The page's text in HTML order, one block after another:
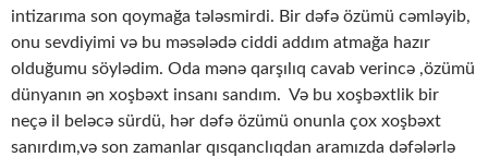
intizarıma son qoymağa tələsmirdi. Bir dəfə özümü cəmləyib,
onu sevdiyimi və bu məsələdə ciddi addım atmağa hazır
olduğumu söylədim. Oda mənə qarşılıq cavab verincə ,özümü
dünyanın ən xoşbəxt insanı sandım. Və bu xoşbəxtlik bir
neçə il beləcə sürdü, hər dəfə özümü onunla çox xoşbəxt
sanırdım,və son zamanlar qısqanclıqdan aramızda dəfələrlə